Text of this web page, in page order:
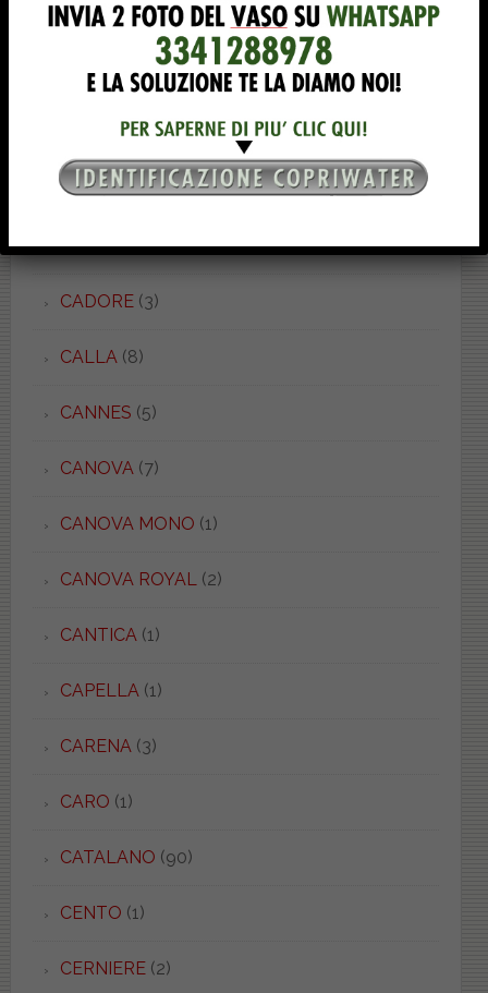
BRAVA(4)
BRENTA (2)
(3)
C 52 LIGHT(1)
C 52/54(5)
CADORE(3)
CALLA (8)
CANNES (5)
CANOVA (7)
CANOVA MONO (1)
CANOVA ROYAL (2)
CANTICA (1)
CAPELLA (1)
CARENA (3)
CARO (1)
CATALANO (90)
CENTO (1)
CERNIERE(2)